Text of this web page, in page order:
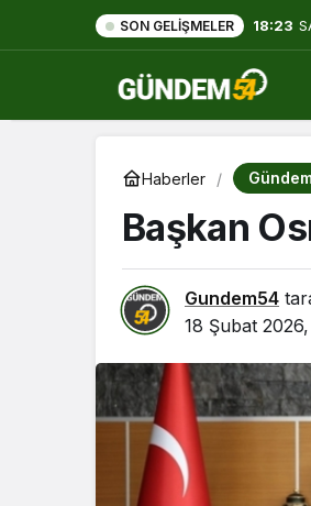
SON GELIŞMELER 18:23
Haberler
Başkan
Gundem54
18 Şubat